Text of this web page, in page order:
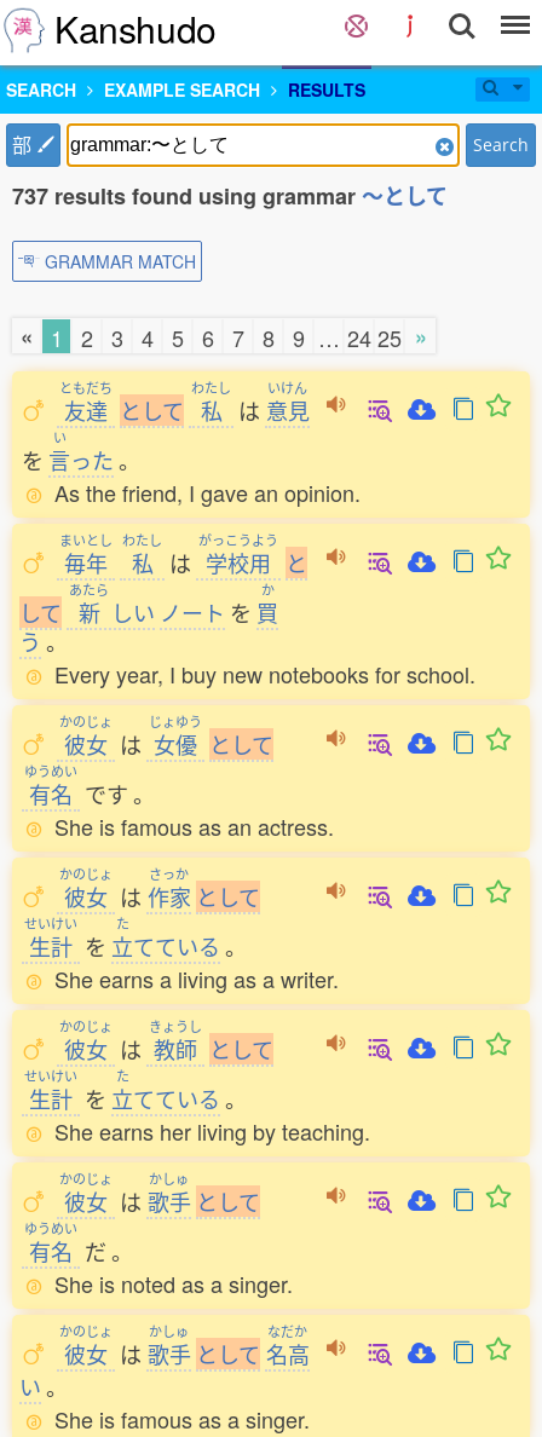
Kanshudo
SEARCH EXAMPLE SEARCH RESULTS
部 Search
737 results found using grammar〜として
GRAMMAR MATCH
« 1 2 3 4 5 6 7 8 9 … 24 25 »
ともだち
友達 と して
わたし
私 は
いけん
意見
を
い
言った。
As the friend, I gave an opinion.
まいとし
毎年
わたし
私 は
がっこうよう
学校用
と
して
あたら
新 しい ノート を
か
買
う 。
Every year, I buy new notebooks for school.
かのじょ
彼女 は
じょゆう
女優 と して
ゆうめい
有名 です。
She is famous as an actress.
かのじょ
彼女 は
さっか
作家 と して
せいけい
生計 を
た
立てている 。
She earns a living as a writer.
かのじょ
彼女 は
きょうし
教師 と して
せいけい
生計 を
た
立てている 。
She earns her living by teaching.
かのじょ
彼女 は
かしゅ
歌手 と して
ゆうめい
有名 だ。
She is noted as a singer.
かのじょ
彼女 は
かしゅ
歌手 と して
なだか
名高
い。
She is famous as a singer.